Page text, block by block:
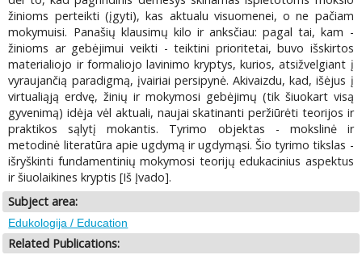
žinioms perteikti (įgyti), kas aktualu visuomenei, o ne pačiam
mokymuisi. Panašių klausimų kilo ir anksčiau: pagal tai, kam -
žinioms ar gebėjimui veikti - teiktini prioritetai, buvo išskirtos
materialiojo ir formaliojo lavinimo kryptys, kurios, atsižvelgiant į
vyraujančią paradigmą, įvairiai persipynė. Akivaizdu, kad, išėjus į
virtualiąją erdvę, žinių ir mokymosi gebėjimų (tik šiuokart visą
gyvenimą) idėja vėl aktuali, naujai skatinanti peržiūrėti teorijos ir
praktikos sąlytį mokantis. Tyrimo objektas - mokslinė ir
metodinė literatūra apie ugdymą ir ugdymąsi. Šio tyrimo tikslas -
išryškinti fundamentinių mokymosi teorijų edukacinius aspektus
ir šiuolaikines kryptis [Iš Įvado].
Subject area:
Edukologija / Education
Related Publications: